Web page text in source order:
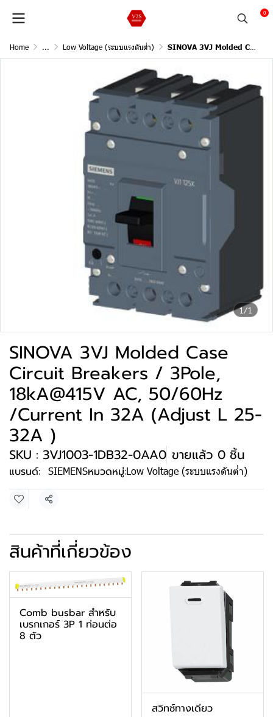
0
Home ... Low Voltage (ระบบแรงดันต่ำ) SINOVA 3VJ Molded Case Circuit Breakers / 3Pole, 18kA@415V AC, 50/60Hz /Current In 32A (Adjust L 25-32A )
1/1
SINOVA 3VJ Molded Case
Circuit Breakers / 3Pole,
18kA@415V AC, 50/60Hz
/Current In 32A (Adjust L 25-
32A )
SKU : 3VJ1003-1DB32-0AA0 ขายแล้ว 0 ชิ้น
แบรนด์: SIEMENSหมวดหมู่:Low Voltage (ระบบแรงดันต่ำ)
แชร์
สินค้าที่เกี่ยวข้อง
Comb busbar สำหรับ
เบรกเกอร์ 3P 1 ท่อนต่อ
8 ตัว
สวิทช์ทางเดียว